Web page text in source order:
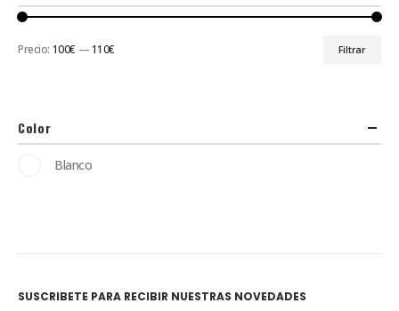
Filtrar
Precio: 100€ —110€
Color
Blanco
SUSCRIBETE PARA RECIBIR NUESTRAS NOVEDADES